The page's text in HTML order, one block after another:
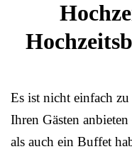
Es ist nicht einfach
Ihren Gästen
als auch ein Buffet